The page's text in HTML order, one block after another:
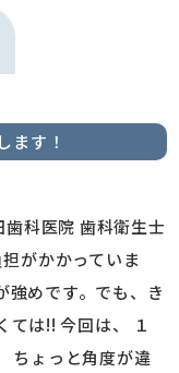
す！
科医院 歯科衛生士
がかかっていま
強めです。でも、き
ては!! 今回は、 １
ちょっと角度が違